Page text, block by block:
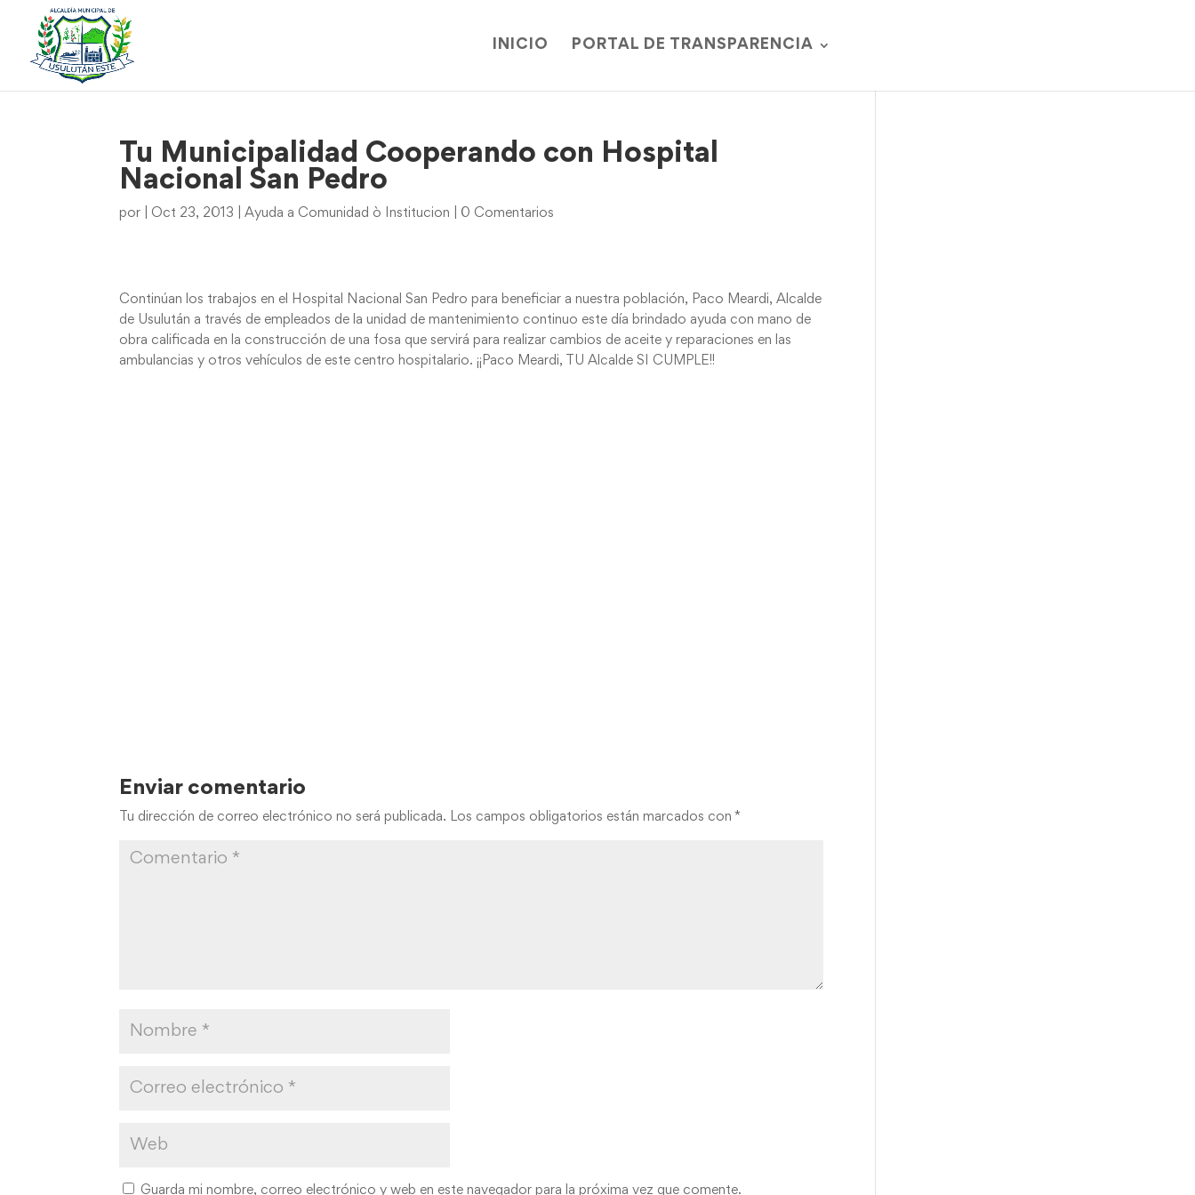
INICIO PORTAL DE TRANSPARENCIA
Tu Municipalidad Cooperando con Hospital
Nacional San Pedro
por Oct 23, 2013 |Ayuda a Comunidad ò Institucion 0 Comentarios
Continúan los trabajos en el Hospital Nacional San Pedro para beneficiar a nuestra población, Paco Meardi, Alcalde
de Usulután a través de empleados de la unidad de mantenimiento continuo este día brindado ayuda con mano de
obra calificada en la construcción de una fosa que servirá para realizar cambios de aceite y reparaciones en las
ambulancias y otros vehículos de este centro hospitalario. ¡¡Paco Meardi, TU Alcalde SI CUMPLE!!
Enviar comentario
Tu dirección de correo electrónico no será publicada. Los campos obligatorios están marcados con*
Guarda mi nombre, correo electrónico y web en este navegador para la próxima vez que comente.